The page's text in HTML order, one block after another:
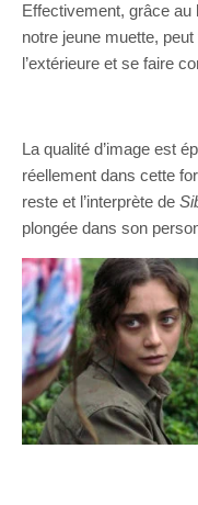
Effectivement, grâce au
notre jeune muette,
l’extérieure et se faire
La qualité d’image est
réellement dans cette
reste et l’interprète de
plongée dans son